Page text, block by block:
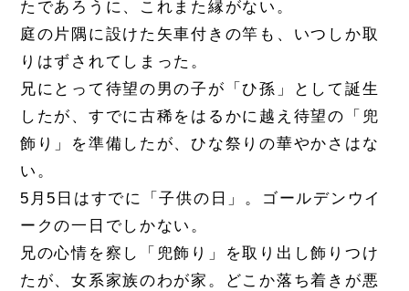
たであろうに、これまた縁がない。
庭の片隅に設けた矢車付きの竿も、いつしか取
りはずされてしまった。
兄にとって待望の男の子が「ひ孫」として誕生
したが、すでに古稀をはるかに越え待望の「兜
飾り」を準備したが、ひな祭りの華やかさはな
い。
5月5日はすでに「子供の日」。ゴールデンウイ
ークの一日でしかない。
兄の心情を察し「兜飾り」を取り出し飾りつけ
たが、女系家族のわが家。どこか落ち着きが悪